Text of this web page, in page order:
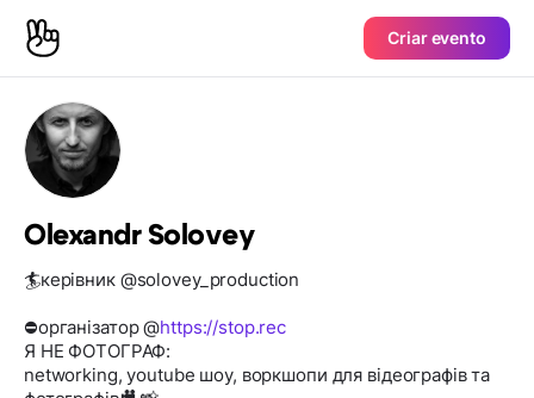
Criar evento
Olexandr Solovey
🏄керівник @solovey_production
⛔️організатор @https://stop.rec
Я НЕ ФОТОГРАФ:
networking, youtube шоу, воркшопи для відеографів та